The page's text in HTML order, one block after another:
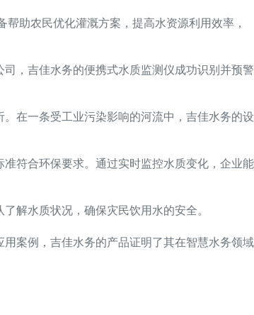
助农民优化灌溉方案，提高水资源利用效率，
，吉佳水务的便携式水质监测仪成功识别并预警
在一条受工业污染影响的河流中，吉佳水务的设
符合环保要求。通过实时监控水质变化，企业能
解水质状况，确保灾民饮用水的安全。
案例，吉佳水务的产品证明了其在智慧水务领域